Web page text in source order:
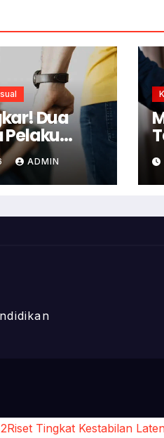
Dua
Pelaku
Anak di
ADMIN
Riset Tingkat Kestabilan